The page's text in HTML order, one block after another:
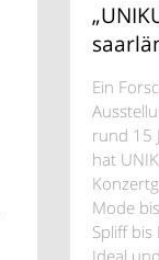
Ein
rund 15
hat
Mode
Spliff